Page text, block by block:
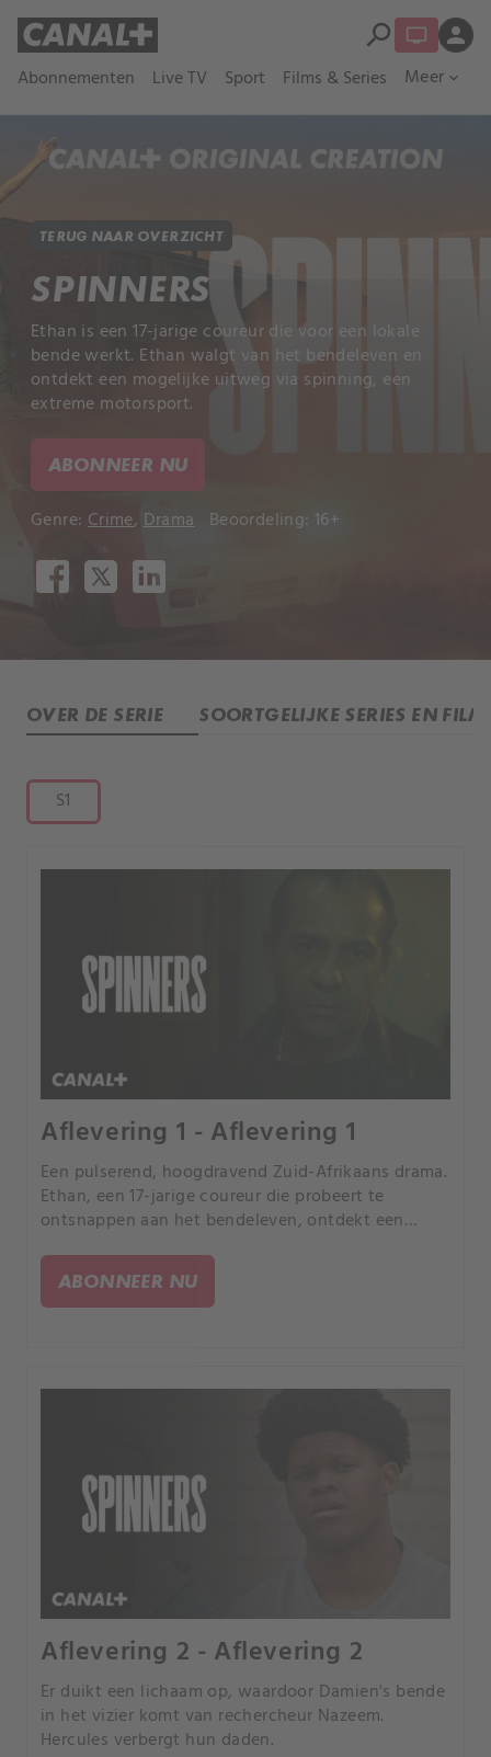
Abonnementen Live TV Sport Films & Series Meer expand_more
search person
TERUG NAAR OVERZICHT
SPINNERS
Ethan is een 17-jarige coureur die voor een lokale
bende werkt. Ethan walgt van het bendeleven en
ontdekt een mogelijke uitweg via spinning, een
extreme motorsport.
ABONNEER NU
Genre: Crime, Drama Beoordeling: 16+
OVER DE SERIE SOORTGELIJKE SERIES EN
S1
Aflevering 1 - Aflevering 1
Een pulserend, hoogdravend Zuid-Afrikaans drama.
Ethan, een 17-jarige coureur die probeert te
ontsnappen aan het bendeleven, ontdekt een
motorsport.
ABONNEER NU
Aflevering 2 - Aflevering 2
Er duikt een lichaam op, waardoor Damien's bende
in het vizier komt van rechercheur Nazeem.
Hercules verbergt hun daden.